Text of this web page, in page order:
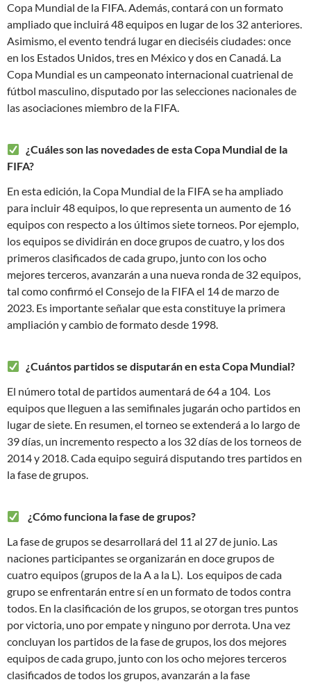
Copa Mundial de la FIFA. Además, contará con un formato
ampliado que incluirá 48 equipos en lugar de los 32 anteriores.
Asimismo, el evento tendrá lugar en dieciséis ciudades: once
en los Estados Unidos, tres en México y dos en Canadá. La
Copa Mundial es un campeonato internacional cuatrienal de
fútbol masculino, disputado por las selecciones nacionales de
las asociaciones miembro de la FIFA.
¿Cuáles son las novedades de esta Copa Mundial de la
FIFA?
En esta edición, la Copa Mundial de la FIFA se ha ampliado
para incluir 48 equipos, lo que representa un aumento de 16
equipos con respecto a los últimos siete torneos. Por ejemplo,
los equipos se dividirán en doce grupos de cuatro, y los dos
primeros clasificados de cada grupo, junto con los ocho
mejores terceros, avanzarán a una nueva ronda de 32 equipos,
tal como confirmó el Consejo de la FIFA el 14 de marzo de
2023. Es importante señalar que esta constituye la primera
ampliación y cambio de formato desde 1998.
¿Cuántos partidos se disputarán en esta Copa Mundial?
El número total de partidos aumentará de 64 a 104. Los
equipos que lleguen a las semifinales jugarán ocho partidos en
lugar de siete. En resumen, el torneo se extenderá a lo largo de
39 días, un incremento respecto a los 32 días de los torneos de
2014 y 2018. Cada equipo seguirá disputando tres partidos en
la fase de grupos.
¿Cómo funciona la fase de grupos?
La fase de grupos se desarrollará del 11 al 27 de junio. Las
naciones participantes se organizarán en doce grupos de
cuatro equipos (grupos de la A a la L). Los equipos de cada
grupo se enfrentarán entre sí en un formato de todos contra
todos. En la clasificación de los grupos, se otorgan tres puntos
por victoria, uno por empate y ninguno por derrota. Una vez
concluyan los partidos de la fase de grupos, los dos mejores
equipos de cada grupo, junto con los ocho mejores terceros
clasificados de todos los grupos, avanzarán a la fase